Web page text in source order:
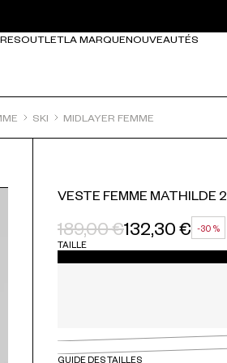
OUTLETLA MARQUENOUVEAUTÉS
SKI MIDLAYER FEMME
VESTE FEMME MATHILDE 2
PRIX HABITUEL
189,00 €
PRIX SOLDÉ132,30 €
RÉDUCTION
-30 %
TAILLE
GUIDE DES TAILLES